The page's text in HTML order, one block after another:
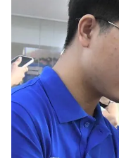
Hotline
0906 645 777
Đặt báo Quảng cáo
Tổng biên tập: Nguyễn
Phó tổng biên tập
Phó tổng biên tập: Lâm
Phó tổng biên tập: Trần
Tổng thư ký tòa soạn: